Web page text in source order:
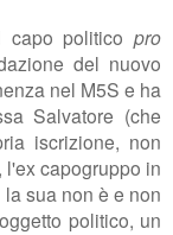
politico pro
del nuovo
nel M5S e ha
Salvatore (che
iscrizione, non
capogruppo in
sua non è e non
politico, un